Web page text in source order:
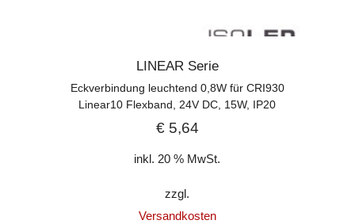
LINEAR Serie
Eckverbindung leuchtend 0,8W für CRI930
Linear10 Flexband, 24V DC, 15W, IP20
€5,64
inkl. 20 % MwSt.
zzgl.
Versandkosten